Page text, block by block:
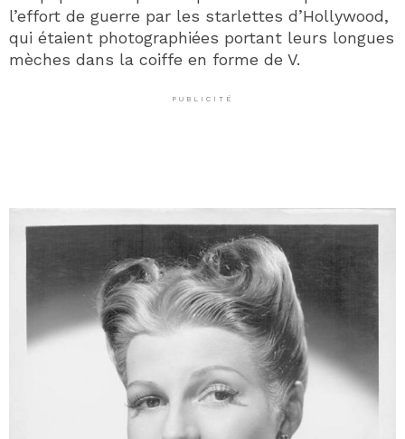
l’effort de guerre par les starlettes d’Hollywood,
qui étaient photographiées portant leurs longues
mèches dans la coiffe en forme de V.
PUBLICITÉ